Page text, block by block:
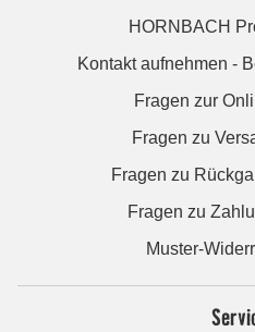
HORNBACH
Kontakt aufnehmen -
Fragen zur
Fragen zu
Fragen zu
Fragen zu
Muster-